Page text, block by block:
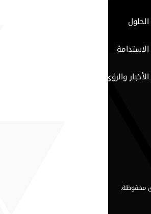
الحلول
الاستدامة
الأخبار والرؤى